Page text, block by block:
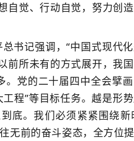
觉、行动自觉，努力创造
书记强调，“中国式现代
前所未有的方式展开，我
党的二十届四中全会擘
程”等目标任务。越是形
底。我们必须紧紧围绕
无前的奋斗姿态，全方位